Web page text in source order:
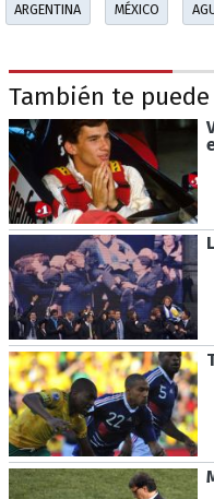
ARGENTINA MÉXICO
También te